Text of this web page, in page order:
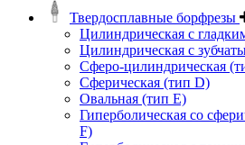
Твердосплавные борфрезы
Цилиндрическая с
Цилиндрическая с
Сферо-цилиндрическая
Сферическая (тип D)
Овальная (тип Е)
Гиперболическая со
F)